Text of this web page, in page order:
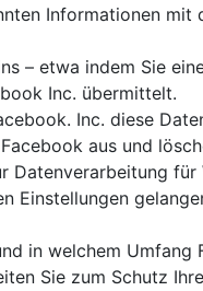
Informationen mit
– etwa indem Sie
Inc. übermittelt.
Inc. diese
aus und
Datenverarbeitung
Einstellungen
in welchem
Sie zum Schutz